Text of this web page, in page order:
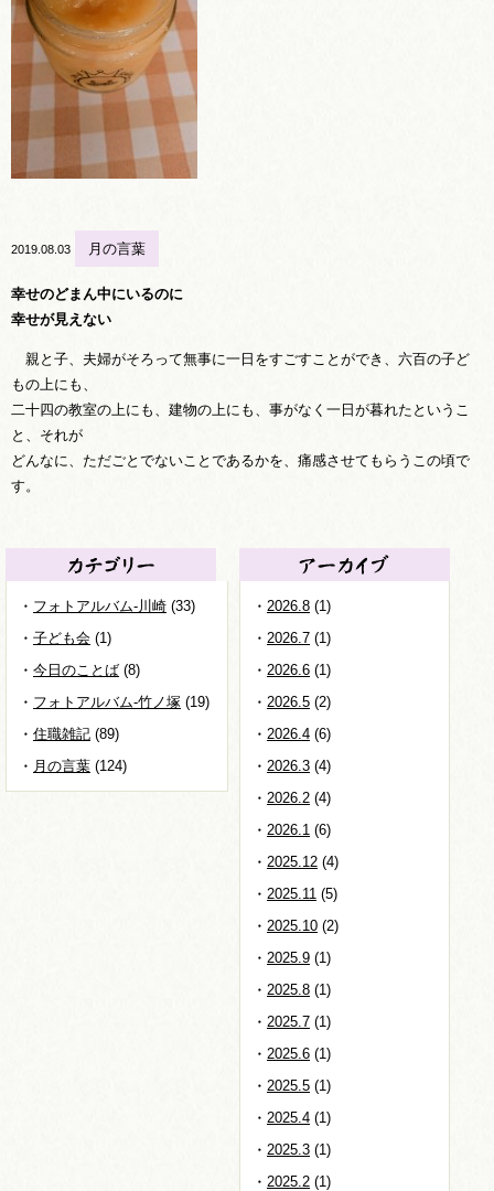
2019.08.03 月の言葉
幸せのどまん中にいるのに
幸せが見えない
親と子、夫婦がそろって無事に一日をすごすことができ、六百の子ど
もの上にも、
二十四の教室の上にも、建物の上にも、事がなく一日が暮れたというこ
と、それが
どんなに、ただごとでないことであるかを、痛感させてもらうこの頃で
す。
フォトアルバム-川崎 (33)
子ども会 (1)
今日のことば (8)
フォトアルバム-竹ノ塚 (19)
住職雑記 (89)
月の言葉 (124)
2026.8 (1)
2026.7 (1)
2026.6 (1)
2026.5 (2)
2026.4 (6)
2026.3 (4)
2026.2 (4)
2026.1 (6)
2025.12 (4)
2025.11 (5)
2025.10 (2)
2025.9 (1)
2025.8 (1)
2025.7 (1)
2025.6 (1)
2025.5 (1)
2025.4 (1)
2025.3 (1)
2025.2 (1)